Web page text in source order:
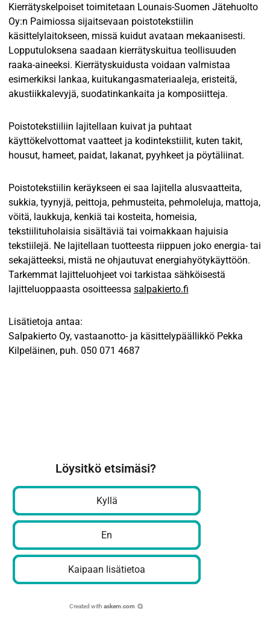
Kierrätyskelpoiset toimitetaan Lounais-Suomen Jätehuolto
Oy:n Paimiossa sijaitsevaan poistotekstiilin
käsittelylaitokseen, missä kuidut avataan mekaanisesti.
Lopputuloksena saadaan kierrätyskuitua teollisuuden
raaka-aineeksi. Kierrätyskuidusta voidaan valmistaa
esimerkiksi lankaa, kuitukangasmateriaaleja, eristeitä,
akustiikkalevyjä, suodatinkankaita ja komposiitteja.
Poistotekstiiliin lajitellaan kuivat ja puhtaat
käyttökelvottomat vaatteet ja kodintekstiilit, kuten takit,
housut, hameet, paidat, lakanat, pyyhkeet ja pöytäliinat.
Poistotekstiilin keräykseen ei saa lajitella alusvaatteita,
sukkia, tyynyjä, peittoja, pehmusteita, pehmoleluja, mattoja,
vöitä, laukkuja, kenkiä tai kosteita, homeisia,
tekstiilituholaisia sisältäviä tai voimakkaan hajuisia
tekstiilejä. Ne lajitellaan tuotteesta riippuen joko energia- tai
sekajätteeksi, mistä ne ohjautuvat energiahyötykäyttöön.
Tarkemmat lajitteluohjeet voi tarkistaa sähköisestä
lajitteluoppaasta osoitteessa salpakierto.fi
Lisätietoja antaa:
Salpakierto Oy, vastaanotto- ja käsittelypäällikkö Pekka
Kilpeläinen, puh. 050 071 4687
Löysitkö etsimäsi?
Kyllä
En
Kaipaan lisätietoa
Created with askem.com